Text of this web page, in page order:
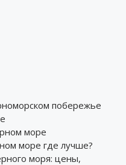
побережье
море
море где лучше?
моря: цены,